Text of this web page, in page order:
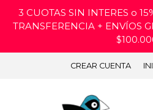
3 CUOTAS SIN INTERES o
TRANSFERENCIA + ENVÍOS
CREAR CUENTA